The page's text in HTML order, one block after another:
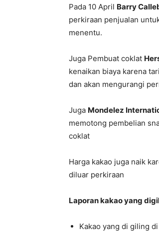
Pada 10 April Barry
perkiraan penjualan
menentu.
Juga Pembuat coklat
kenaikan biaya karena
dan akan mengurangi
Juga Mondelez
memotong pembelian
coklat
Harga kakao juga naik
diluar perkiraan
Laporan kakao yang
Kakao yang di giling di